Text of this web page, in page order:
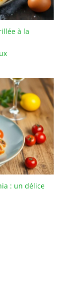
à la
: un délice